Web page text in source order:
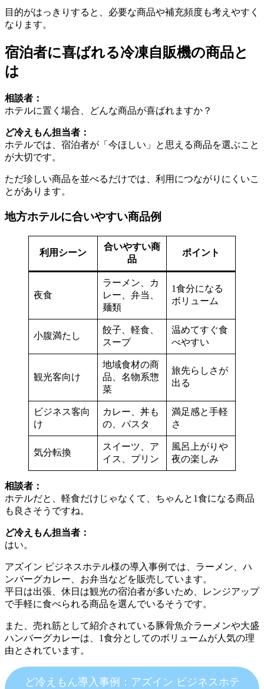
目的がはっきりすると、必要な商品や補充頻度も考えやすく
なります。
宿泊者に喜ばれる冷凍自販機の商品と
は
相談者：
ホテルに置く場合、どんな商品が喜ばれますか？
ど冷えもん担当者：
ホテルでは、宿泊者が「今ほしい」と思える商品を選ぶこと
が大切です。
ただ珍しい商品を並べるだけでは、利用につながりにくいこ
とがあります。
地方ホテルに合いやすい商品例
利用シーン
合いやすい商
品
ポイント
夜食
ラーメン、カ
レー、弁当、
麺類
1食分になる
ボリューム
小腹満たし
餃子、軽食、
スープ
温めてすぐ食
べやすい
観光客向け
地域食材の商
品、名物系惣
菜
旅先らしさが
出る
ビジネス客向
け
カレー、丼も
の、パスタ
満足感と手軽
さ
気分転換
スイーツ、ア
イス、プリン
風呂上がりや
夜の楽しみ
相談者：
ホテルだと、軽食だけじゃなくて、ちゃんと1食になる商品
も良さそうですね。
ど冷えもん担当者：
はい。
アズイン ビジネスホテル様の導入事例では、ラーメン、ハ
ンバーグカレー、お弁当などを販売しています。
平日は出張、休日は観光の宿泊者が多いため、レンジアップ
で手軽に食べられる商品を選んでいるそうです。
また、売れ筋として紹介されている豚骨魚介ラーメンや大盛
ハンバーグカレーは、1食分としてのボリュームが人気の理
由とされています。
ど冷えもん導入事例：アズイン ビジネスホテ